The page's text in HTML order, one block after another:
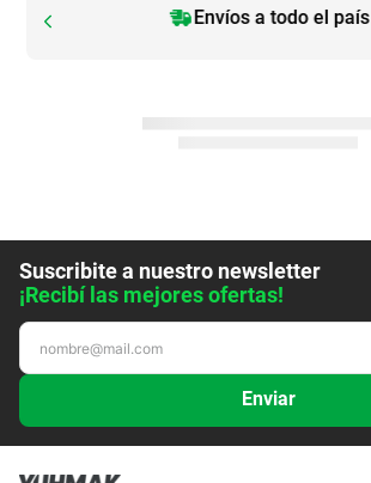
Envíos a todo el país
Suscribite a nuestro newsletter
¡Recibí las mejores ofertas!
Enviar